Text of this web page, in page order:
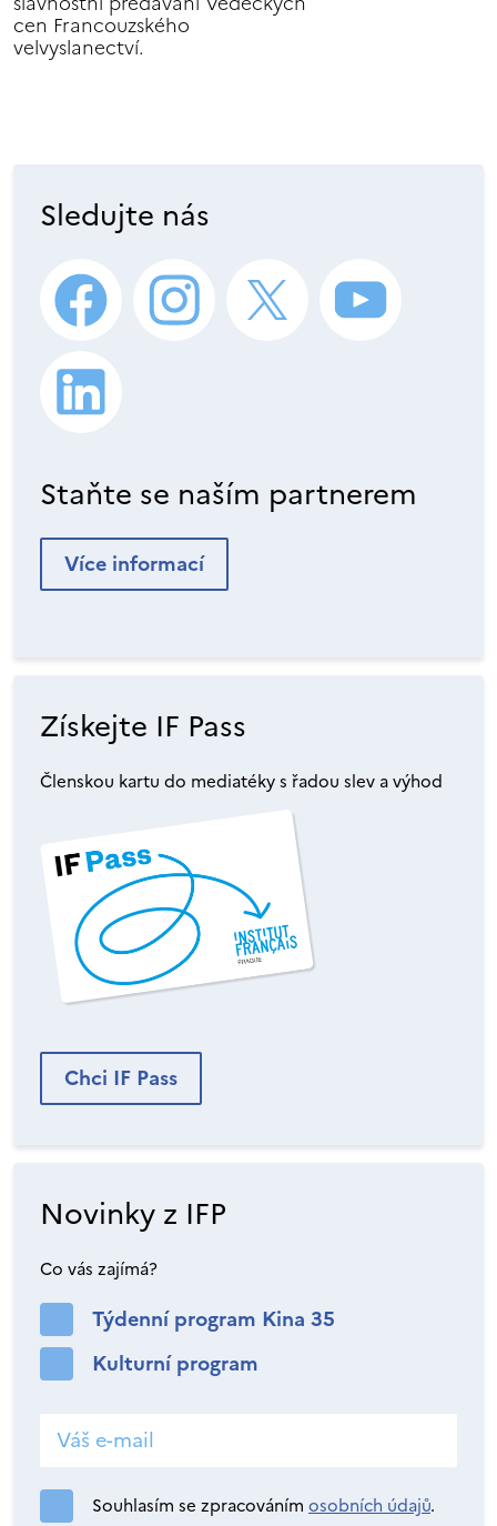
cen Francouzského
velvyslanectví.
Sledujte nás
Staňte se naším partnerem
Více informací
Získejte IF Pass
Členskou kartu do mediatéky s řadou slev a výhod
Chci IF Pass
Novinky z IFP
Co vás zajímá?
Týdenní program Kina 35
Kulturní program
Souhlasím se zpracováním osobních údajů.